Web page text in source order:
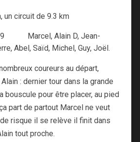
un circuit de 9.3 km
9 Marcel, Alain D, Jean-
Abel, Saïd, Michel, Guy, Joël.
coureurs au départ,
: dernier tour dans la grande
bouscule pour être placer, au pied
part de partout Marcel ne veut
risque il se relève il finit dans
tout proche.